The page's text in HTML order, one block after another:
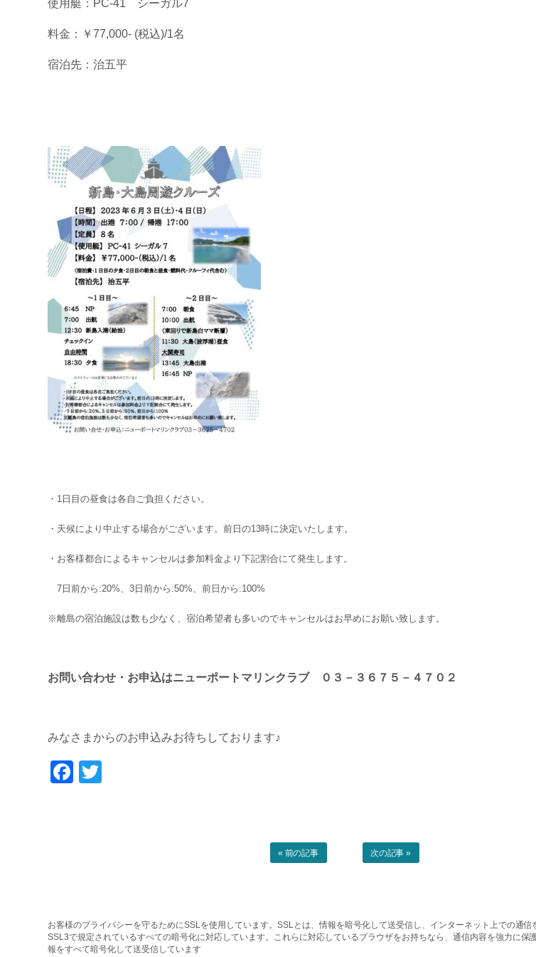
使用艇：PC-41 シーガル7
料金：￥77,000- (税込)/1名
宿泊先：治五平
・1日目の昼食は各自ご負担ください。
・天候により中止する場合がございます。前日の13時に決定いたします。
・お客様都合によるキャンセルは参加料金より下記割合にて発生します。
7日前から:20%、3日前から:50%、前日から:100%
※離島の宿泊施設は数も少なく、宿泊希望者も多いのでキャンセルはお早めにお願い致します。
お問い合わせ・お申込はニューポートマリンクラブ ０３－３６７５－４７０２
みなさまからのお申込みお待ちしております♪
Facebook
« 前の記事 次の記事 »
お客様のプライバシーを守るためにSSLを使用しています。SSLとは、情報を暗号化して送受信し、インターネット上での通
SSL3で規定されているすべての暗号化に対応しています。これらに対応しているブラウザをお持ちなら、通信内容を強力に
報をすべて暗号化して送受信しています